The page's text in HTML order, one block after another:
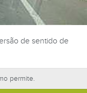
de sentido de
permite.